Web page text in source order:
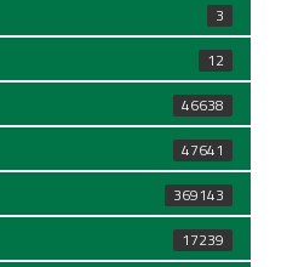
3
12
46638
47641
369143
17239